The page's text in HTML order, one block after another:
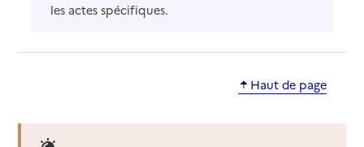
les actes spécifiques.
Haut de page